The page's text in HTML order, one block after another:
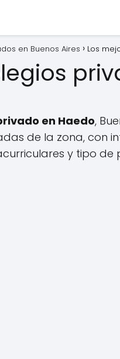
en Buenos Aires Los
en Haedo,
de la zona, con
y tipo de